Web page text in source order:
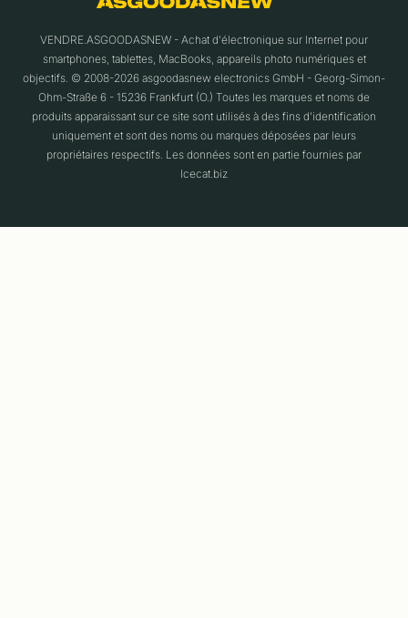
VENDRE.ASGOODASNEW - Achat d'électronique sur Internet pour
smartphones, tablettes, MacBooks, appareils photo numériques et
objectifs. © 2008-2026 asgoodasnew electronics GmbH - Georg-Simon-
Ohm-Straße 6 - 15236 Frankfurt (O.) Toutes les marques et noms de
produits apparaissant sur ce site sont utilisés à des fins d'identification
uniquement et sont des noms ou marques déposées par leurs
propriétaires respectifs. Les données sont en partie fournies par
Icecat.biz